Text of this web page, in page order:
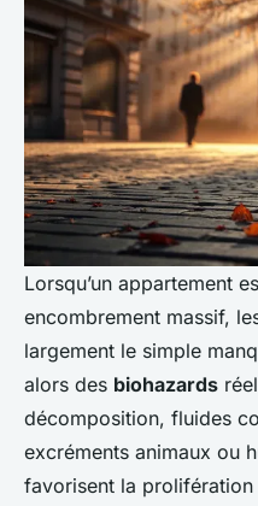
Lorsqu’un appartement
encombrement massif,
largement le simple
alors des biohazards
décomposition, fluides
excréments animaux ou
favorisent la